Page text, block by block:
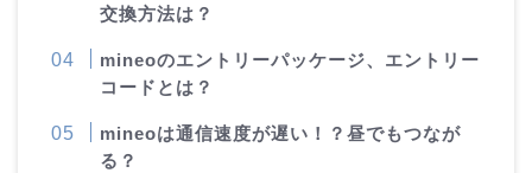
交換方法は？
mineoのエントリーパッケージ、エントリー
コードとは？
mineoは通信速度が遅い！？昼でもつなが
る？